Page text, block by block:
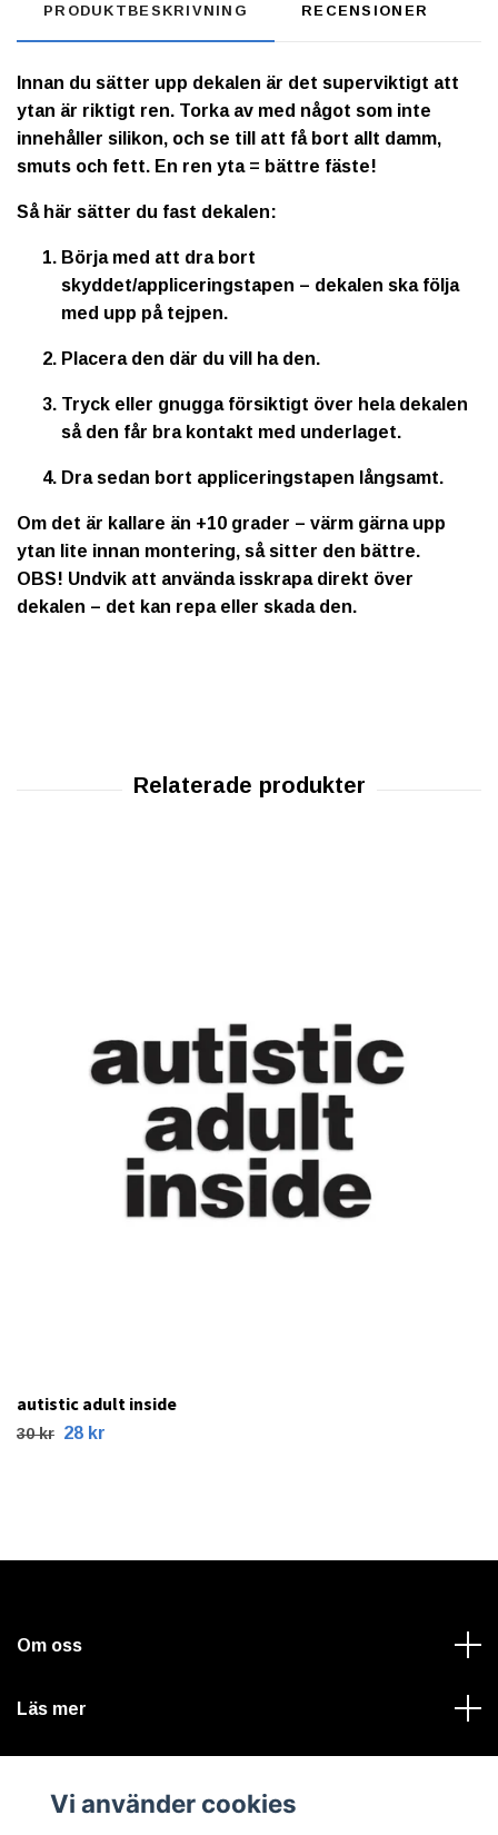
PRODUKTBESKRIVNING RECENSIONER
Innan du sätter upp dekalen är det superviktigt att
ytan är riktigt ren. Torka av med något som inte
innehåller silikon, och se till att få bort allt damm,
smuts och fett. En ren yta = bättre fäste!
Så här sätter du fast dekalen:
Börja med att dra bort
skyddet/appliceringstapen – dekalen ska följa
med upp på tejpen.
Placera den där du vill ha den.
Tryck eller gnugga försiktigt över hela dekalen
så den får bra kontakt med underlaget.
Dra sedan bort appliceringstapen långsamt.
Om det är kallare än +10 grader – värm gärna upp
ytan lite innan montering, så sitter den bättre.
OBS! Undvik att använda isskrapa direkt över
dekalen – det kan repa eller skada den.
autistic adult inside
30 kr 28 kr
Om oss
Läs mer
Vi använder cookies